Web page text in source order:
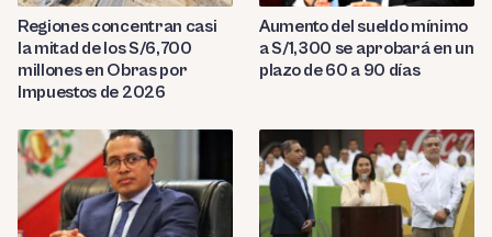
Regiones concentran casi
la mitad de los S/6,700
millones en Obras por
Impuestos de 2026
Aumento del sueldo mínimo
a S/1,300 se aprobará en un
plazo de 60 a 90 días